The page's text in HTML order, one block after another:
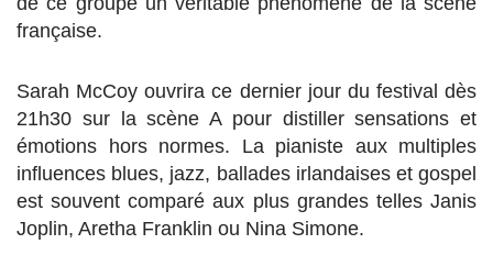
française.
Sarah McCoy ouvrira ce dernier jour du festival dès
21h30 sur la scène A pour distiller sensations et
émotions hors normes. La pianiste aux multiples
influences blues, jazz, ballades irlandaises et gospel
est souvent comparé aux plus grandes telles Janis
Joplin, Aretha Franklin ou Nina Simone.